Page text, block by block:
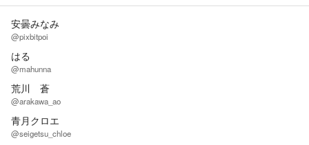
安曇みなみ
@pixbitpoi
はる
@mahunna
荒川 蒼
@arakawa_ao
青月クロエ
@seigetsu_chloe